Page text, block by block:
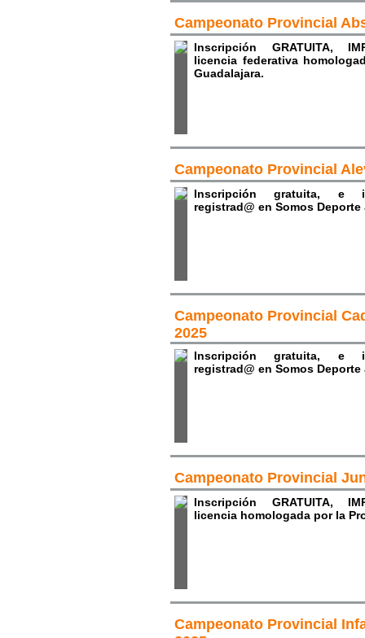
Campeonato Provincial
Inscripción GRATUITA,
licencia federativa
Guadalajara.
Campeonato Provincial
Inscripción gratuita, e
registrad@ en Somos Deporte
Campeonato Provincial
2025
Inscripción gratuita, e
registrad@ en Somos Deporte
Campeonato Provincial
Inscripción GRATUITA,
licencia homologada por la
Campeonato Provincial